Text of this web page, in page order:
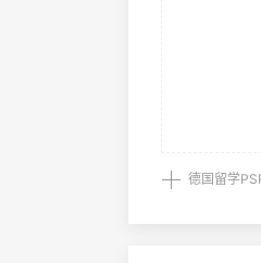
德国留学